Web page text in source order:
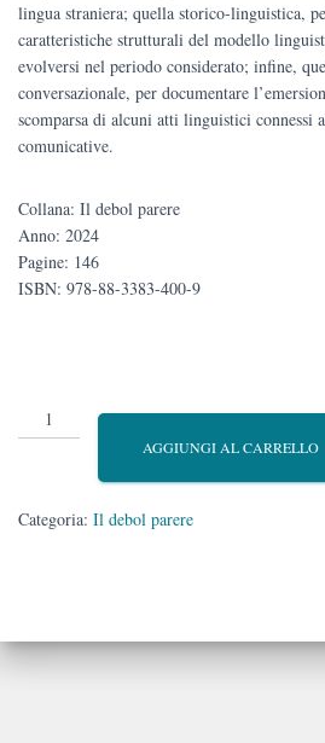
lingua straniera; quella storico-linguistica,
caratteristiche strutturali del modello
evolversi nel periodo considerato; infine,
conversazionale, per documentare
scomparsa di alcuni atti linguistici connessi
comunicative.
Collana: Il debol parere
Anno: 2024
Pagine: 146
ISBN: 978-88-3383-400-9
“Che
ne
lingua
AGGIUNGI AL CARRELLO
Categoria: Il debol parere